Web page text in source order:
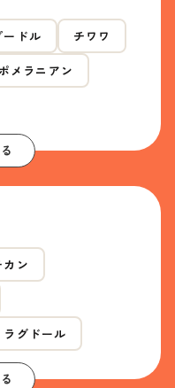
ードル チワワ
メラニアン
カン
ラグドール